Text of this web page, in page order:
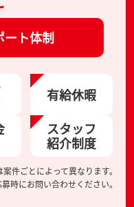
ート体制
有給休暇
スタッフ
紹介制度
件ごとによって異なります。
時にお問い合わせください。